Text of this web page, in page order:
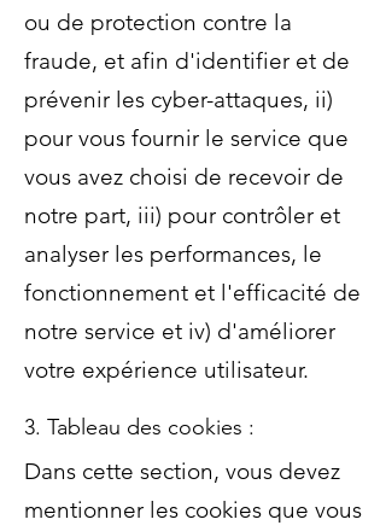
ou de protection contre la
fraude, et afin d'identifier et de
prévenir les cyber-attaques, ii)
pour vous fournir le service que
vous avez choisi de recevoir de
notre part, iii) pour contrôler et
analyser les performances, le
fonctionnement et l'efficacité de
notre service et iv) d'améliorer
votre expérience utilisateur.
3. Tableau des cookies :
Dans cette section, vous devez
mentionner les cookies que vous